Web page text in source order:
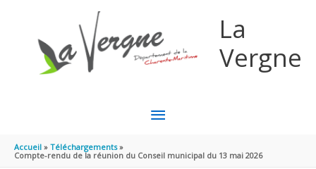
La
Vergne
MENU
PRINCIPAL
Accueil
Téléchargements
Compte-rendu de la réunion du Conseil municipal du 13 mai 2026